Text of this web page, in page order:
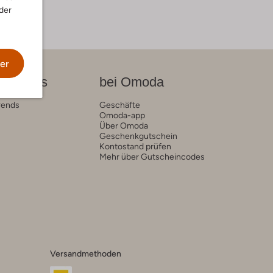
News bei Omoda
Geschäfte
Omoda-app
Über Omoda
Geschenkgutschein
Kontostand prüfen
Mehr über Gutscheincodes
Versandmethoden